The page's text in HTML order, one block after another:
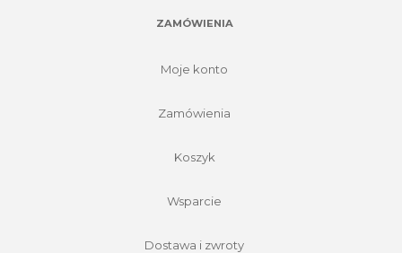
ZAMÓWIENIA
Moje konto
Zamówienia
Koszyk
Wsparcie
Dostawa i zwroty